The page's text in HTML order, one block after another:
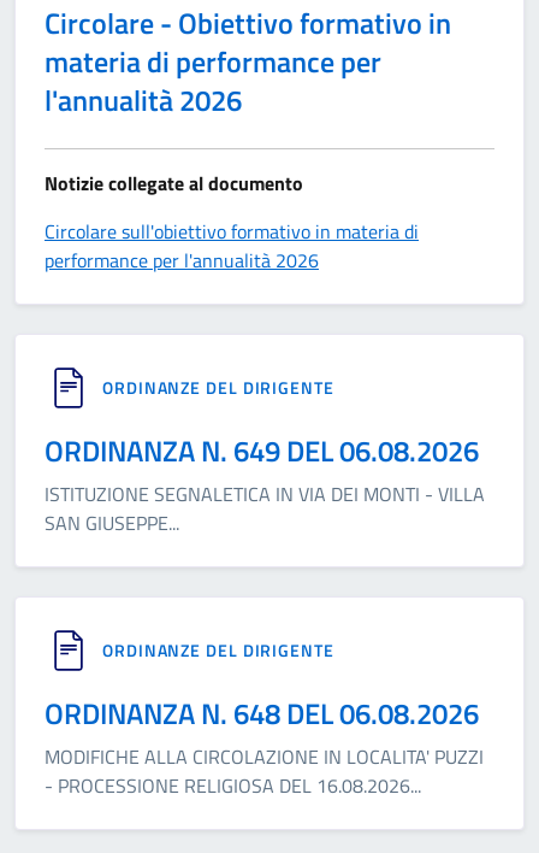
Circolare - Obiettivo formativo in
materia di performance per
l'annualità 2026
Notizie collegate al documento
Circolare sull'obiettivo formativo in materia di
performance per l'annualità 2026
ORDINANZE DEL DIRIGENTE
ORDINANZA N. 649 DEL 06.08.2026
ISTITUZIONE SEGNALETICA IN VIA DEI MONTI - VILLA
SAN GIUSEPPE...
ORDINANZE DEL DIRIGENTE
ORDINANZA N. 648 DEL 06.08.2026
MODIFICHE ALLA CIRCOLAZIONE IN LOCALITA' PUZZI
- PROCESSIONE RELIGIOSA DEL 16.08.2026...